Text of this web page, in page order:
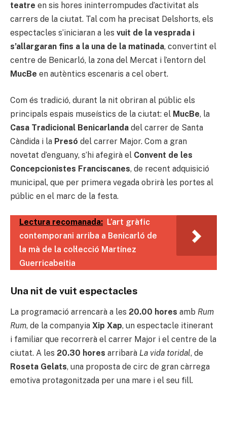
teatre en sis hores ininterrompudes d’activitat als
carrers de la ciutat. Tal com ha precisat Delshorts, els
espectacles s’iniciaran a les vuit de la vesprada i
s’allargaran fins a la una de la matinada, convertint el
centre de Benicarló, la zona del Mercat i l’entorn del
MucBe en autèntics escenaris a cel obert.
Com és tradició, durant la nit obriran al públic els
principals espais museístics de la ciutat: el MucBe, la
Casa Tradicional Benicarlanda del carrer de Santa
Càndida i la Presó del carrer Major. Com a gran
novetat d’enguany, s’hi afegirà el Convent de les
Concepcionistes Franciscanes, de recent adquisició
municipal, que per primera vegada obrirà les portes al
públic en el marc de la festa.
Lectura recomanada: L’art gràfic
contemporani arriba a Benicarló de
la mà de la col·lecció Martínez
Guerricabeitia
Una nit de vuit espectacles
La programació arrencarà a les 20.00 hores amb Rum
Rum, de la companyia Xip Xap, un espectacle itinerant
i familiar que recorrerà el carrer Major i el centre de la
ciutat. A les 20.30 hores arribarà La vida toridal, de
Roseta Gelats, una proposta de circ de gran càrrega
emotiva protagonitzada per una mare i el seu fill.